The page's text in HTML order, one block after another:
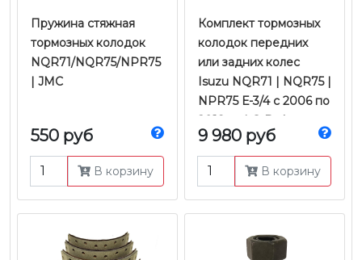
Пружина стяжная
тормозных колодок
NQR71/NQR75/NPR75
| JMC
550 руб
В корзину
Комплект тормозных
колодок передних
или задних колес
Isuzu NQR71 | NQR75 |
NPR75 Е-3/4 с 2006 по
2018 гг. | G-Brake
9 980 руб
В корзину